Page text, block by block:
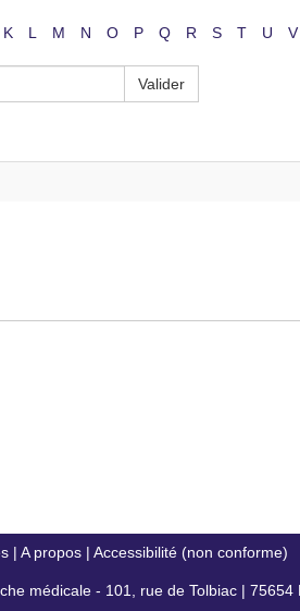
K L M N O P Q R S T U V
Valider
| A propos| Accessibilité (non conforme)
médicale - 101, rue de Tolbiac | 75654